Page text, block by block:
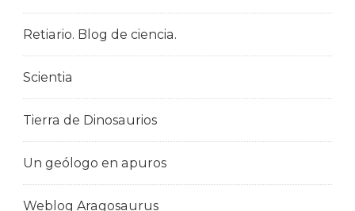
Retiario. Blog de ciencia.
Scientia
Tierra de Dinosaurios
Un geólogo en apuros
Weblog Aragosaurus